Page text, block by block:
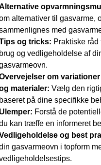
alternativer til gasvarme,
med
og tricks: Praktiske råd
brug og vedligeholdelse af
om
materialer: Vælg den
baseret på dine specifikke
Ulemper: Forstå de
kan træffe en informeret
og best
gasvarmeovn i topform